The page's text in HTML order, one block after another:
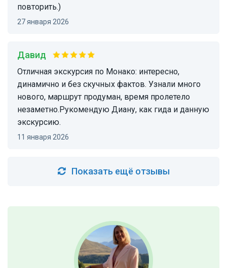
повторить.)
27 января 2026
Давид
Отличная экскурсия по Монако: интересно,
динамично и без скучных фактов. Узнали много
нового, маршрут продуман, время пролетело
незаметно.Рукомендую Диану, как гида и данную
экскурсию.
11 января 2026
Показать ещё отзывы